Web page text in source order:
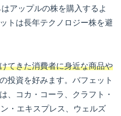
アップルの株を購入するよ
トは長年テクノロジー株を避
てきた消費者に身近な商品や
投資を好みます。バフェット
、コカ・コーラ、クラフト・
・エキスプレス、ウェルズ